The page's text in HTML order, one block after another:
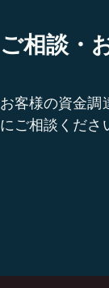
ご相談・
お客様の資金調
にご相談くださ